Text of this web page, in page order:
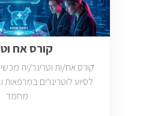
קורס אח
קורס אח/ות וטרינר/ית
לסיוע לוטרינרים במרפאות
מחמד